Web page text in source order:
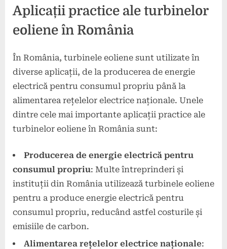
Aplicații practice ale turbinelor
eoliene în România
În România, turbinele eoliene sunt utilizate în
diverse aplicații, de la producerea de energie
electrică pentru consumul propriu până la
alimentarea rețelelor electrice naționale. Unele
dintre cele mai importante aplicații practice ale
turbinelor eoliene în România sunt:
Producerea de energie electrică pentru
consumul propriu: Multe întreprinderi și
instituții din România utilizează turbinele eoliene
pentru a produce energie electrică pentru
consumul propriu, reducând astfel costurile și
emisiile de carbon.
Alimentarea rețelelor electrice naționale: